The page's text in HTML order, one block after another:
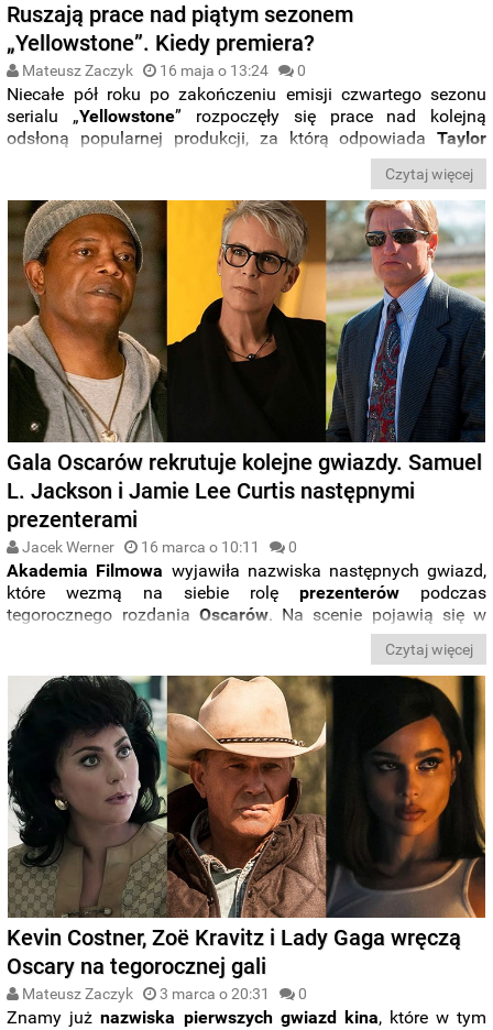
Ruszają prace nad piątym sezonem
„Yellowstone”. Kiedy premiera?
Mateusz Zaczyk 16 maja o 13:24 0
Niecałe pół roku po zakończeniu emisji czwartego sezonu
serialu „Yellowstone” rozpoczęły się prace nad kolejną
odsłoną popularnej produkcji, za którą odpowiadaTaylor
. Kiedy możemy spodziewać się debiutu piątego
Costnerem?Czytaj więcej
Gala Oscarów rekrutuje kolejne gwiazdy. Samuel
L. Jackson i Jamie Lee Curtis następnymi
prezenterami
Jacek Werner 16 marca o 10:11 0
Akademia Filmowa wyjawiła nazwiska następnych gwiazd,
które wezmą na siebie rolęprezenterów podczas
tegorocznego rozdania Oscarów. Na scenie pojawią się w
Samuel L. JacksoniJamie
Czytaj więcej
Kevin Costner, Zoë Kravitz i Lady Gaga wręczą
Oscary na tegorocznej gali
Mateusz Zaczyk 3 marca o 20:31 0
Znamy jużnazwiska pierwszych gwiazd kina, które w tym